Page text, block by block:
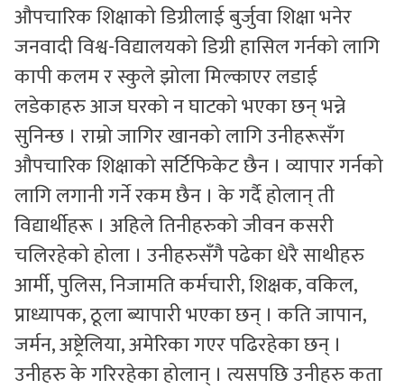
औपचारिक शिक्षाको डिग्रीलाई बुर्जुवा शिक्षा भनेर
जनवादी विश्व-विद्यालयको डिग्री हासिल गर्नको लागि
कापी कलम र स्कुले झोला मिल्काएर लडाई
लडेकाहरु आज घरको न घाटको भएका छन् भन्ने
सुनिन्छ । राम्रो जागिर खानको लागि उनीहरूसँग
औपचारिक शिक्षाको सर्टिफिकेट छैन । व्यापार गर्नको
लागि लगानी गर्ने रकम छैन । के गर्दै होलान् ती
विद्यार्थीहरू । अहिले तिनीहरुको जीवन कसरी
चलिरहेको होला । उनीहरुसँगै पढेका धेरै साथीहरु
आर्मी, पुलिस, निजामति कर्मचारी, शिक्षक, वकिल,
प्राध्यापक, ठूला ब्यापारी भएका छन् । कति जापान,
जर्मन, अष्ट्रेलिया, अमेरिका गएर पढिरहेका छन् ।
उनीहरु के गरिरहेका होलान् । त्यसपछि उनीहरु कता